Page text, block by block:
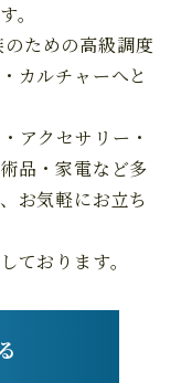
。
ための高級調度
カルチャーへと
アクセサリー・
品・家電など多
お気軽にお立ち
ております。